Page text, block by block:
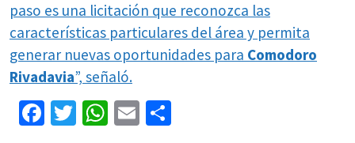
paso es una licitación que reconozca las
características particulares del área y permita
generar nuevas oportunidades para Comodoro
Rivadavia”, señaló.
Facebook
Twitter
WhatsApp
Email